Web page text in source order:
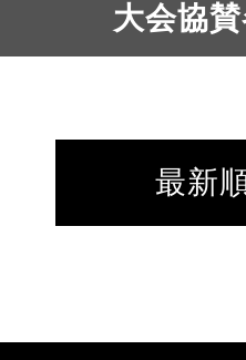
大会協
最新